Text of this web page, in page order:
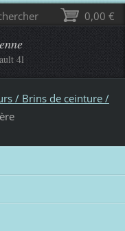
4l
/ Brins de ceinture /
0,00 €